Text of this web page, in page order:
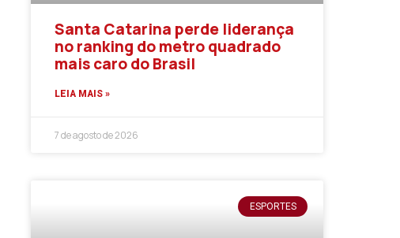
Santa Catarina perde liderança
no ranking do metro quadrado
mais caro do Brasil
LEIA MAIS »
7 de agosto de 2026
ESPORTES